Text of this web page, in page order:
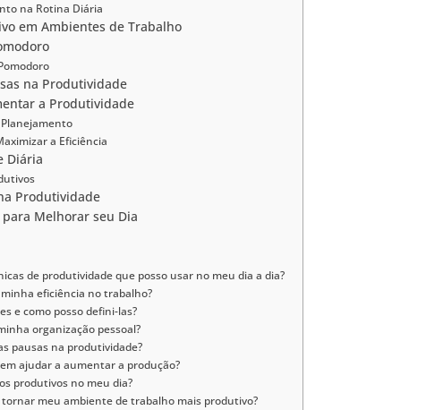
na Rotina Diária
em Ambientes de Trabalho
na Produtividade
a Produtividade
a Eficiência
Diária
Produtividade
Melhorar seu Dia
de produtividade que posso usar no meu dia a dia?
eficiência no trabalho?
e como posso defini-las?
organização pessoal?
pausas na produtividade?
ajudar a aumentar a produção?
produtivos no meu dia?
tornar meu ambiente de trabalho mais produtivo?